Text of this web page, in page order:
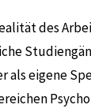
des
eigene